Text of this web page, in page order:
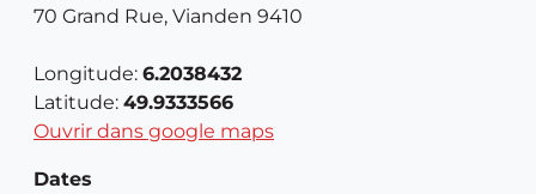
70 Grand Rue, Vianden 9410
Longitude: 6.2038432
Latitude: 49.9333566
Ouvrir dans google maps
Dates